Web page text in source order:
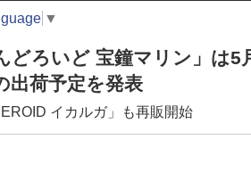
▼
どろいど 宝鐘マリン」は5
出荷予定を発表
イカルガ」も再販開始